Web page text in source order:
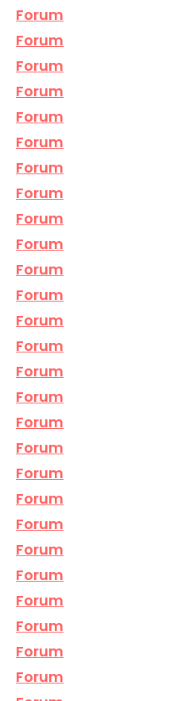
Forum
Forum
Forum
Forum
Forum
Forum
Forum
Forum
Forum
Forum
Forum
Forum
Forum
Forum
Forum
Forum
Forum
Forum
Forum
Forum
Forum
Forum
Forum
Forum
Forum
Forum
Forum